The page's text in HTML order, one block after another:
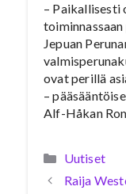
– Paikallisesti
Jepuan
ovat perillä
–
Alf-Håkan
Kategoriat
Uutiset
Raija